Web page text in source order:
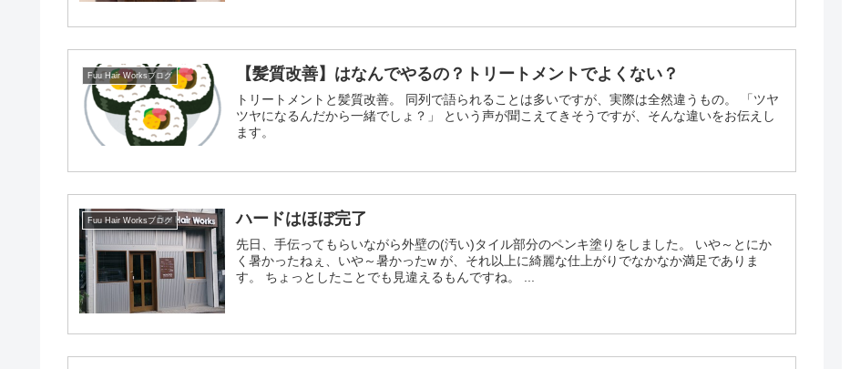
Fuu Hair Worksブログ 【髪質改善】はなんでやるの？トリートメントでよくない？
トリートメントと髪質改善。 同列で語られることは多いですが、実際は全然違うもの。 「ツヤ
ツヤになるんだから一緒でしょ？」 という声が聞こえてきそうですが、そんな違いをお伝えし
ます。
Fuu Hair Worksブログ ハードはほぼ完了
先日、手伝ってもらいながら外壁の(汚い)タイル部分のペンキ塗りをしました。 いや～とにか
く暑かったねぇ、いや～暑かったw が、それ以上に綺麗な仕上がりでなかなか満足でありま
す。 ちょっとしたことでも見違えるもんですね。 ...